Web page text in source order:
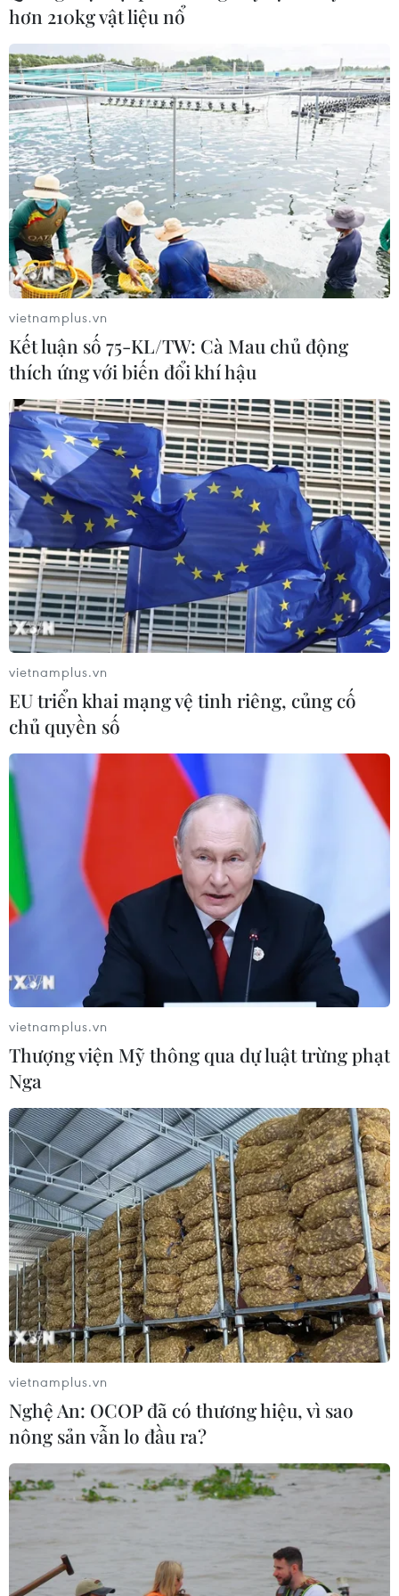
liên vùng để phát triển KT-XH năm 2022.
GRDP của thành phố Hải
Phòng đứng đầu cả nước
12/01/2022 04:12
Trong 5 thành phố trực thuộc Trung ương, năm 2021, Hải
Phòng có tốc độ tăng tổng sản phẩm trên địa bàn
(GRDP) dẫn đầu cả nước, đạt 12,38% và là một trong
hai địa phương có tăng trưởng đạt hai con số.
hơn 210kg vật liệu nổ
vietnamplus.vn
Kết luận số 75-KL/TW: Cà Mau chủ động
thích ứng với biến đổi khí hậu
vietnamplus.vn
EU triển khai mạng vệ tinh riêng, củng cố
chủ quyền số
vietnamplus.vn
Thượng viện Mỹ thông qua dự luật trừng phạt
Nga
vietnamplus.vn
Nghệ An: OCOP đã có thương hiệu, vì sao
nông sản vẫn lo đầu ra?